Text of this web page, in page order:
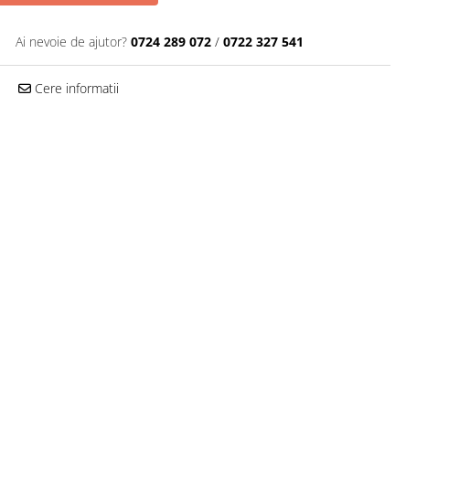
Ai nevoie de ajutor? 0724 289 072 / 0722 327 541
Cere informatii